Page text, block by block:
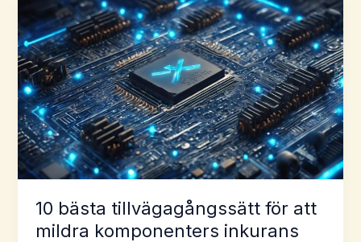
med
dessa
verktyg
10 bästa tillvägagångssätt för att
mildra komponenters inkurans